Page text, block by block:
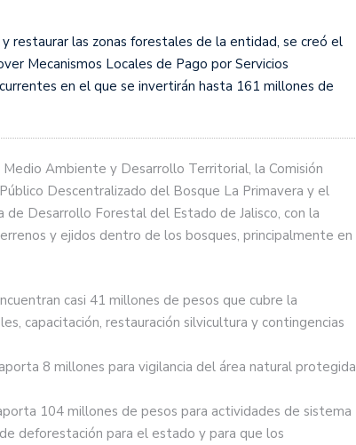
restaurar las zonas forestales de la entidad, se creó el
Mecanismos Locales de Pago por Servicios
en el que se invertirán hasta 161 millones de
Ambiente y Desarrollo Territorial, la Comisión
Descentralizado del Bosque La Primavera y el
Desarrollo Forestal del Estado de Jalisco, con la
y ejidos dentro de los bosques, principalmente en
casi 41 millones de pesos que cubre la
capacitación, restauración silvicultura y contingencias
8 millones para vigilancia del área natural protegida
104 millones de pesos para actividades de sistema
deforestación para el estado y para que los